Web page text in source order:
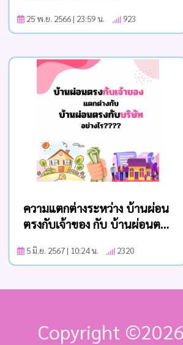
25 พ.ย. 2566 | 23:59 น. 923
ความแตกต่างระหว่าง บ้านผ่อน
ตรงกับเจ้าของ กับ บ้านผ่อนตรง
5 มิ.ย. 2567 | 10:24 น. 2320
Copyright ©